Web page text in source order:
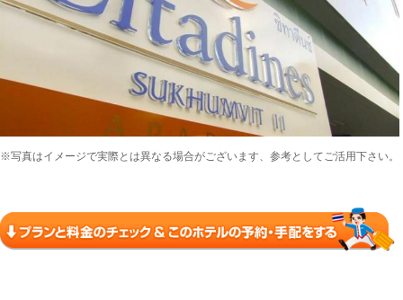
※写真はイメージで実際とは異なる場合がございます、参考としてご活用下さい。